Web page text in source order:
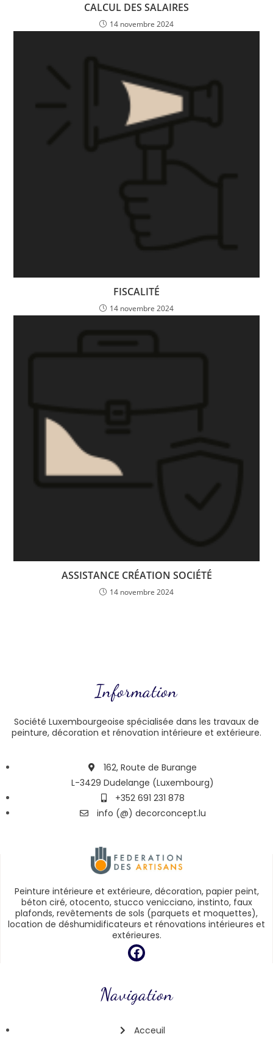
CALCUL DES SALAIRES
14 novembre 2024
FISCALITÉ
14 novembre 2024
ASSISTANCE CRÉATION SOCIÉTÉ
14 novembre 2024
Information
Société Luxembourgeoise spécialisée dans les travaux de
peinture, décoration et rénovation intérieure et extérieure.
162, Route de Burange
L-3429 Dudelange (Luxembourg)
+352 691 231 878
info (@) decorconcept.lu
Peinture intérieure et extérieure, décoration, papier peint,
béton ciré, otocento, stucco venicciano, instinto, faux
plafonds, revêtements de sols (parquets et moquettes),
location de déshumidificateurs et rénovations intérieures et
extérieures.
Navigation
Acceuil